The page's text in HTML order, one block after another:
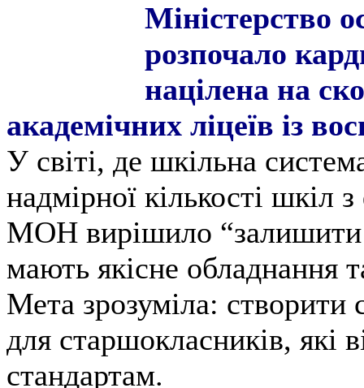
Міністерство
розпочало
націлена на
академічних ліцеїв із
У світі, де шкільна
надмірної кількості шкіл
МОН вирішило
мають якісне обладнання
Мета зрозуміла: створити
для старшокласників, які
стандартам.